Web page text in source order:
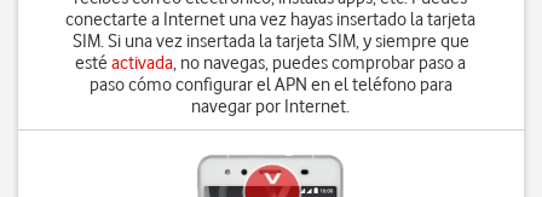
conectarte a Internet una vez hayas insertado la tarjeta
SIM. Si una vez insertada la tarjeta SIM, y siempre que
estéactivada, no navegas, puedes comprobar paso a
paso cómo configurar el APN en el teléfono para
navegar por Internet.